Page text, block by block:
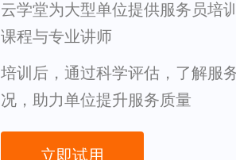
云学堂为大型单位提供服务员培
课程与专业讲师
培训后，通过科学评估，了解服
况，助力单位提升服务质量
立即试用